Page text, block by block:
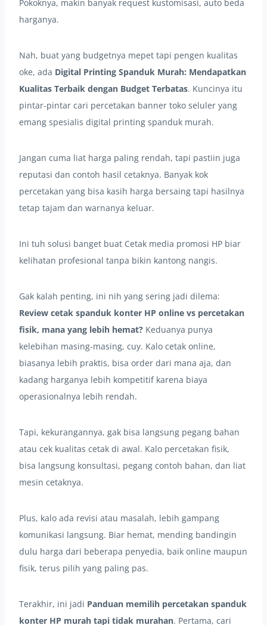
Pokoknya, makin banyak request kustomisasi, auto beda
harganya.
Nah, buat yang budgetnya mepet tapi pengen kualitas
oke, ada Digital Printing Spanduk Murah: Mendapatkan
Kualitas Terbaik dengan Budget Terbatas. Kuncinya itu
pintar-pintar cari percetakan banner toko seluler yang
emang spesialis digital printing spanduk murah.
Jangan cuma liat harga paling rendah, tapi pastiin juga
reputasi dan contoh hasil cetaknya. Banyak kok
percetakan yang bisa kasih harga bersaing tapi hasilnya
tetap tajam dan warnanya keluar.
Ini tuh solusi banget buat Cetak media promosi HP biar
kelihatan profesional tanpa bikin kantong nangis.
Gak kalah penting, ini nih yang sering jadi dilema:
Review cetak spanduk konter HP online vs percetakan
fisik, mana yang lebih hemat? Keduanya punya
kelebihan masing-masing, cuy. Kalo cetak online,
biasanya lebih praktis, bisa order dari mana aja, dan
kadang harganya lebih kompetitif karena biaya
operasionalnya lebih rendah.
Tapi, kekurangannya, gak bisa langsung pegang bahan
atau cek kualitas cetak di awal. Kalo percetakan fisik,
bisa langsung konsultasi, pegang contoh bahan, dan liat
mesin cetaknya.
Plus, kalo ada revisi atau masalah, lebih gampang
komunikasi langsung. Biar hemat, mending bandingin
dulu harga dari beberapa penyedia, baik online maupun
fisik, terus pilih yang paling pas.
Terakhir, ini jadi Panduan memilih percetakan spanduk
konter HP murah tapi tidak murahan. Pertama, cari